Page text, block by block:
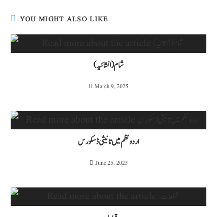
YOU MIGHT ALSO LIKE
شام (انشائیہ)
March 9, 2025
اردو نظم میں تانیثی ڈسکورس
June 25, 2023